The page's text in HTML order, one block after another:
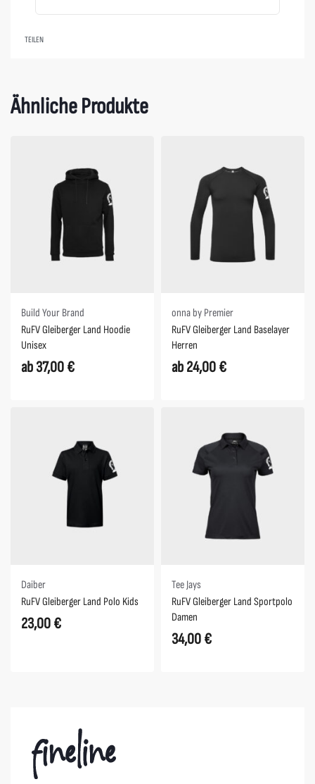
TEILEN
Ähnliche Produkte
Build Your Brand
RuFV Gleiberger Land Hoodie
Unisex
ab37,00€
onna by Premier
RuFV Gleiberger Land Baselayer
Herren
ab24,00€
Daiber
RuFV Gleiberger Land Polo Kids
23,00€
Tee Jays
RuFV Gleiberger Land Sportpolo
Damen
34,00€